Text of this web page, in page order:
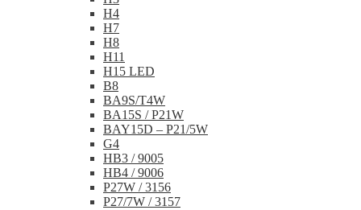
H4
H7
H8
H11
H15 LED
B8
BA9S/T4W
BA15S / P21W
BAY15D – P21/5W
G4
HB3 / 9005
HB4 / 9006
P27W / 3156
P27/7W / 3157